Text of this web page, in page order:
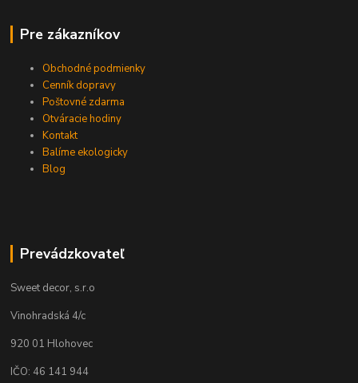
Pre zákazníkov
Obchodné podmienky
Cenník dopravy
Poštovné zdarma
Otváracie hodiny
Kontakt
Balíme ekologicky
Blog
Prevádzkovateľ
Sweet decor, s.r.o
Vinohradská 4/c
920 01 Hlohovec
IČO: 46 141 944